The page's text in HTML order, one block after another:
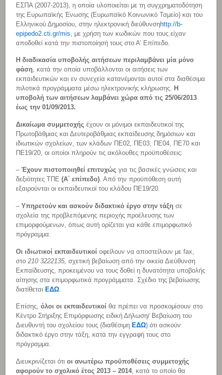
ΕΣΠΑ (2007-2013), η οποία υλοποιείται με τη συγχρηματοδότηση
της Ευρωπαϊκής Ένωσης (Ευρωπαϊκό Κοινωνικό Ταμείο) και του
Ελληνικού Δημοσίου, στην ηλεκτρονική διεύθυνσηhttp://b-
epipedo2.cti.gr/mis , με χρήση των κωδικών που τους είχαν
αποδοθεί κατά την πιστοποίησή τους στο Α’ Επίπεδο.
Η διαδικασία υποβολής αιτήσεων περιλαμβάνει μία μόνο
φάση, κατά την οποία υποβάλλονται οι αιτήσεις των
εκπαιδευτικών και εν συνεχεία κατανέμονται αυτοί στα διαθέσιμα
πιλοτικά προγράμματα μέσω ηλεκτρονικής κλήρωσης. Η
υποβολή των αιτήσεων λαμβάνει χώρα από τις 25/06/2013
έως την 01/09/2013.
Δικαίωμα συμμετοχής έχουν οι μόνιμοι εκπαιδευτικοί της
Πρωτοβάθμιας και Δευτεροβάθμιας εκπαίδευσης δημόσιων και
ιδιωτικών σχολείων, των κλάδων ΠΕ02, ΠΕ03, ΠΕ04, ΠΕ70 και
ΠΕ19/20, οι οποίοι πληρούν τις ακόλουθες προϋποθέσεις:
–Έχουν πιστοποιηθεί επιτυχώς για τις βασικές γνώσεις και
δεξιότητες ΤΠΕ(Α΄ επίπεδο). Από την προϋπόθεση αυτή
εξαιρούνται οι εκπαιδευτικοί του κλάδου ΠΕ19/20.
–Υπηρετούν και ασκούν διδακτικό έργο στην τάξη σε
σχολεία της προβλεπόμενης περιοχής προέλευσης των
επιμορφούμενων, όπως αυτή ορίζεται για κάθε επιμορφωτικό
πρόγραμμα.
Οι ιδιωτικοί εκπαιδευτικοί οφείλουν να αποστείλουν με fax,
στο210 3222135,σχετική βεβαίωση από την οικεία Διεύθυνση
Εκπαίδευσης, προκειμένου να τους δοθεί η δυνατότητα υποβολής
αίτησης στα επιμορφωτικά προγράμματα. Σχέδιο της βεβαίωσης
διατίθεταιΕΔΩ
Επίσης,όλοι οι εκπαιδευτικοί θα πρέπει να προσκομίσουν στο
Κέντρο Στήριξης Επιμόρφωσης ειδική Δήλωση/ Βεβαίωση του
Διευθυντή του σχολείου τους (διαθέσιμη ΕΔΩ) ότι ασκούν
διδακτικό έργο στην τάξη, κατά την εγγραφή τους στο
πρόγραμμα.
Διευκρινίζεται ότιοι ανωτέρω προϋποθέσεις συμμετοχής
αφορούν το σχολικό έτος 2013 – 2014, κατά το οποίο θα